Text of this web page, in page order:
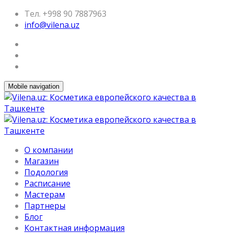
Тел. +998 90 7887963
info@vilena.uz
Mobile navigation
О компании
Магазин
Подология
Расписание
Мастерам
Партнеры
Блог
Контактная информация